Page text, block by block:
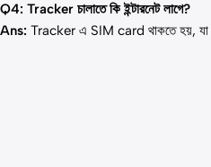
Q4: Tracker চালাতে কি ইন্টারনেট লাগে?
Ans: Tracker এ SIM card থাকতে হয়, যা